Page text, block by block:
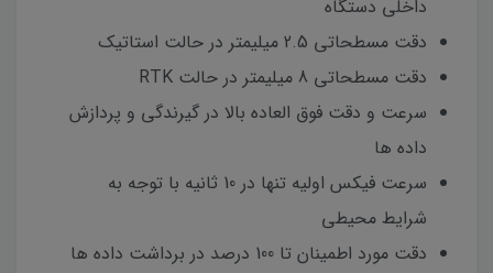
داخلی دستگاه
دقت مسطحاتی 2.5 میلیمتر در حالت استاتیک
دقت مسطحاتی 8 میلیمتر در حالت RTK
سرعت و دقت فوق العاده بالا در گیرندگی و پردازش
داده ها
سرعت فیکس اولیه تنها در 10 ثانیه با توجه به
شرایط محیطی
دقت مورد اطمینان تا 100 درصد در برداشت داده ها